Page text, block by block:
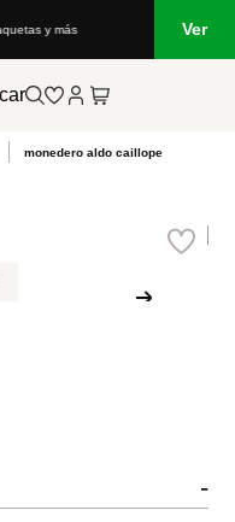
y más Ver
monedero aldo caillope
-